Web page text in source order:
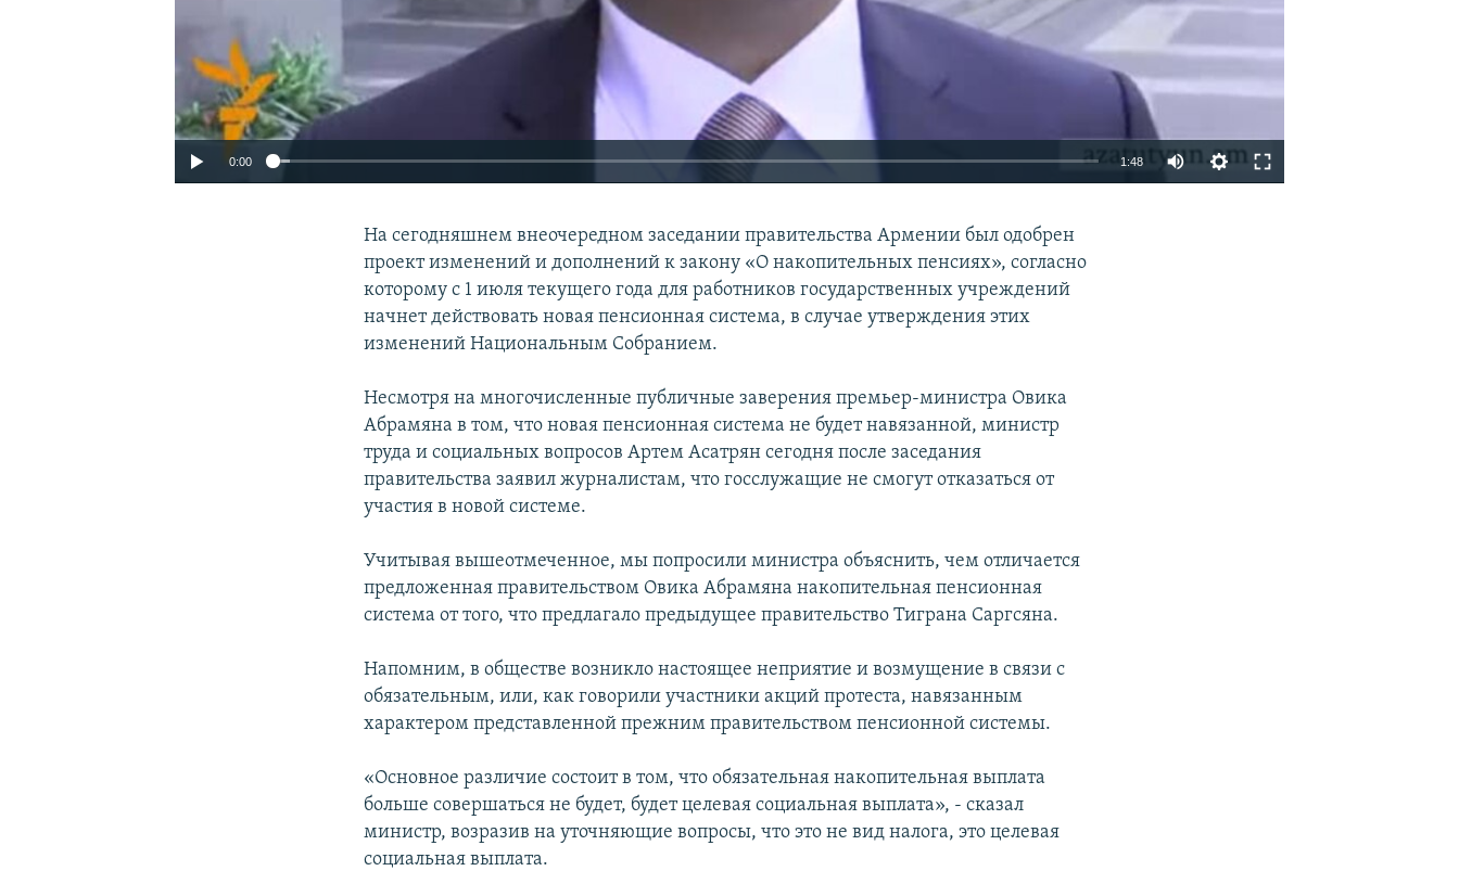
0:00 1:48
На сегодняшнем внеочередном заседании правительства Армении был одобрен
проект изменений и дополнений к закону «О накопительных пенсиях», согласно
которому с 1 июля текущего года для работников государственных учреждений
начнет действовать новая пенсионная система, в случае утверждения этих
изменений Национальным Собранием.
Несмотря на многочисленные публичные заверения премьер-министра Овика
Абрамяна в том, что новая пенсионная система не будет навязанной, министр
труда и социальных вопросов Артем Асатрян сегодня после заседания
правительства заявил журналистам, что госслужащие не смогут отказаться от
участия в новой системе.
Учитывая вышеотмеченное, мы попросили министра объяснить, чем отличается
предложенная правительством Овика Абрамяна накопительная пенсионная
система от того, что предлагало предыдущее правительство Тиграна Саргсяна.
Напомним, в обществе возникло настоящее неприятие и возмущение в связи с
обязательным, или, как говорили участники акций протеста, навязанным
характером представленной прежним правительством пенсионной системы.
«Основное различие состоит в том, что обязательная накопительная выплата
больше совершаться не будет, будет целевая социальная выплата», - сказал
министр, возразив на уточняющие вопросы, что это не вид налога, это целевая
социальная выплата.